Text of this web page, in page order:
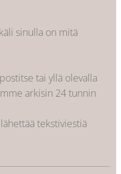
sinulla on mitä
tai yllä olevalla
arkisin 24 tunnin
tekstiviestiä